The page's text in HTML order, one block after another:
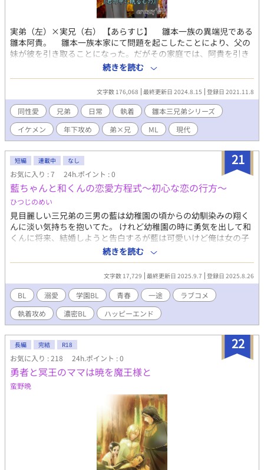
実弟（左）×実兄（右） 【あらすじ】 雛本一族の異端児である
雛本阿貴。 雛本一族本家にて問題を起こしたことにより、父の
妹が彼を引き取ることになった。だがその家庭では、阿貴を引き
取ったことにより家庭崩壊の危機を迎えていたのである。その
後、ある事件をきっかけにして長子である和宏が阿貴と共に家を
出た。 何も知らされないまま、兄が出て行ったことを知った末
っ子の優人。母から兄がどんな想いを抱え、家を出たのか真実を
聞かされる。しかし兄に会うことはできないまま、三年の月日が
経った。 そんな時、ある人物から優人は連絡を受ける。 一
方、義理の弟を守るために自分の大切なモノを犠牲にした和宏。
しかし真に守りたいものは、別にあったのである。 支配、陰
謀、策略、利用。 彼が守りたかったもの。失ったもの、失えな
いものとは───？ 雛本三兄弟シリーズ
続きを読む
文字数 176,068 最終更新日 2024.8.15 登録日 2021.11.8
同性愛 兄弟 日常 執着
雛本三兄弟シリーズ
イケメン
年下攻め 弟×兄 ML 現代
21
短編 連載中 なし
お気に入り : 7 24h.ポイント : 0
藍ちゃんと和くんの恋愛方程式～初心な恋の行方～
ひつじのめい
見目麗しい三兄弟の三男の藍は幼稚園の頃からの幼馴染みの翔く
んに淡い気持ちを抱いてた。 けれど幼稚園の時に勇気を出して和
くんに将来、結婚しようと告白するが藍は可愛いけど俺は女の子
の方が好きだと振られてしまう。 末っ子との事もあり、両親だけ
ではなく兄達にも甘やかされ、なんでも希望通りだった藍にとっ
て初めての経験だった。 それが藍の何かに火を付けた事を付けた
本人は気付いていなかった。 そして現在では、あの日の事などす
っかり忘れた和くんとは相変わらず「友達」として高校生になっ
た今も仲良くしている。 和くんは気付いていないけれど、藍が向
ける和くんへの気持ちは園児の頃とは比べ物にならないほどに大
きく育ち、可愛いだけのあの頃とは違い、あふれ出る色気すらも
兼ね備え、ただただ和くんにしか興味を持たないままに成長し、
めんどくさいほどに初恋をこじらせている。 そして和くんも、な
にもやっても平凡な自分に藍が執着する理由が分からずにいた…
藍の気持ちは嬉しい、けれど心に芽生え少しずつ大きくなるソレ
を認めるのは怖かった。 そんな和くんの気持ちを知らない藍ちゃ
んは高校３年間で和くんを絶対に振り向かせることに全力をかけ
る事を和くんだけは知らなかった。
続きを読む
文字数 17,729 最終更新日 2025.9.7 登録日 2025.8.26
BL 溺愛 学園BL 青春 一途
ラブコメ
執着攻め
濃密BL ハッピーエンド
22
長編 完結 R18
お気に入り : 218 24h.ポイント : 0
勇者と冥王のママは暁を魔王様と
蛮野晩